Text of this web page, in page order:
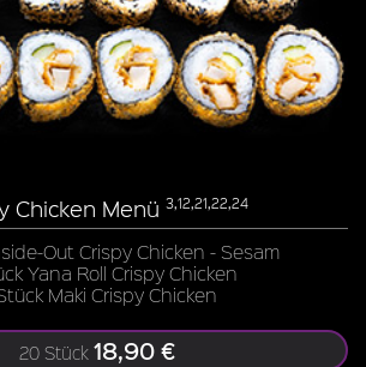
Chicken Menü 3,12,21,22,24
Out Crispy Chicken - Sesam
Yana Roll Crispy Chicken
Maki Crispy Chicken
20 Stück 18,90 €